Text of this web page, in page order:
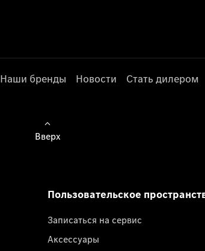
Наши бренды Новости Стать дилером
Вверх
Пользовательское
Записаться на сервис
Аксессуары